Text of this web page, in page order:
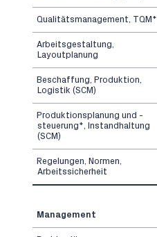
Qualitätsmanagement, TQM*
Arbeitsgestaltung,
Layoutplanung
Beschaffung, Produktion,
Logistik (SCM)
Produktionsplanung und -
steuerung*, Instandhaltung
(SCM)
Regelungen, Normen,
Arbeitssicherheit
Management